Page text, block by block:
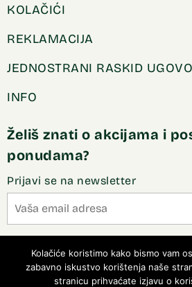
KOLAČIĆI
REKLAMACIJA
JEDNOSTRANI RASKID
INFO
Želiš znati o akcijama i
ponudama?
Prijavi se na newsletter
Kolačiće koristimo kako bismo vam
zabavno iskustvo korištenja naše
stranicu prihvaćate izjavu o